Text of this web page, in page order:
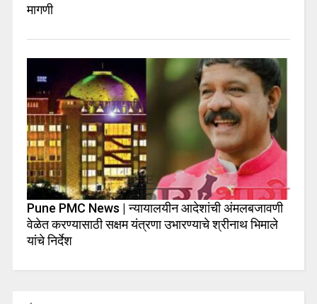
मागणी
Pune PMC News | न्यायालयीन आदेशांची अंमलबजावणी
वेळेत करण्यासाठी सक्षम यंत्रणा उभारण्याचे श्रीनाथ भिमाले
यांचे निर्देश